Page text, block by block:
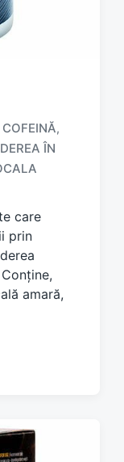
COFEINĂ,
ÎN
care
prin
amară,